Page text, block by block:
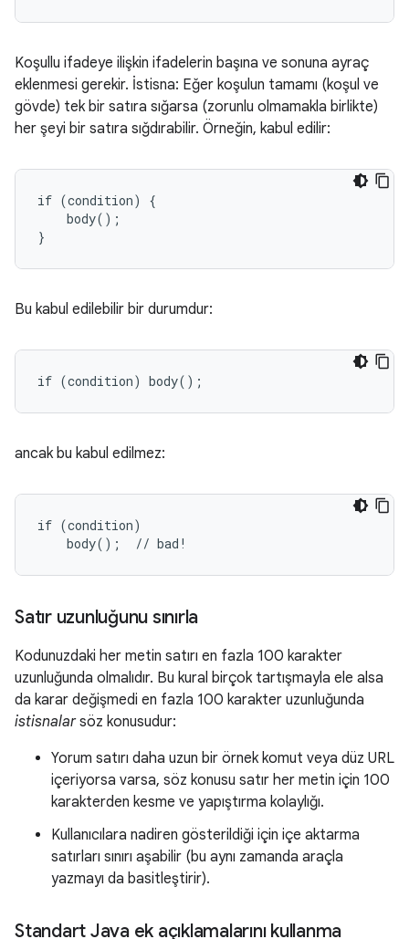
Koşullu ifadeye ilişkin ifadelerin başına ve sonuna ayraç
eklenmesi gerekir. İstisna: Eğer koşulun tamamı (koşul ve
gövde) tek bir satıra sığarsa (zorunlu olmamakla birlikte)
her şeyi bir satıra sığdırabilir. Örneğin, kabul edilir:
if (condition) {
    body();
}
Bu kabul edilebilir bir durumdur:
if (condition) body();
ancak bu kabul edilmez:
if (condition)
    body();  // bad!
Satır uzunluğunu sınırla
Kodunuzdaki her metin satırı en fazla 100 karakter
uzunluğunda olmalıdır. Bu kural birçok tartışmayla ele alsa
da karar değişmedi en fazla 100 karakter uzunluğunda
istisnalarsöz konusudur:
Yorum satırı daha uzun bir örnek komut veya düz URL
içeriyorsa varsa, söz konusu satır her metin için 100
karakterden kesme ve yapıştırma kolaylığı.
Kullanıcılara nadiren gösterildiği için içe aktarma
satırları sınırı aşabilir (bu aynı zamanda araçla
yazmayı da basitleştirir).
Standart Java ek açıklamalarını kullanma